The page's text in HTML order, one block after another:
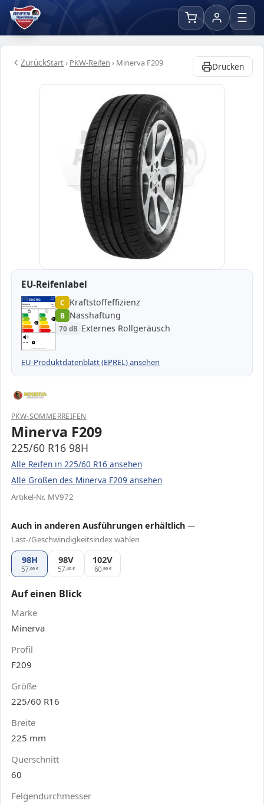
☰
ZurückStart› PKW-Reifen › Minerva F209 Drucken
EU-Reifenlabel
ENERG 1000000
Minerva MV972
225/60 R16 98H C1
A
B
C
C
D
E
A
B
B
C
D
E
70 dB B
Verordnung (EU) 2020/740
C Kraftstoffeffizienz
B Nasshaftung
70 dB Externes Rollgeräusch
EU-Produktdatenblatt (EPREL) ansehen
PKW-SOMMERREIFEN
Minerva F209
225/60 R16 98H
Alle Reifen in 225/60 R16 ansehen
Alle Größen des Minerva F209 ansehen
Artikel-Nr. MV972
Auch in anderen Ausführungen erhältlich —
Last-/Geschwindigkeitsindex wählen
98H
57,00 €
98V
57,40 €
Minerva F209 225/60 R16, Ausführung 98V
102V
60,90 €
Minerva F209 225/60 R16, Ausführung
Auf einen Blick
Marke
Minerva
Profil
F209
Größe
225/60 R16
Breite
225 mm
Querschnitt
60
Felgendurchmesser